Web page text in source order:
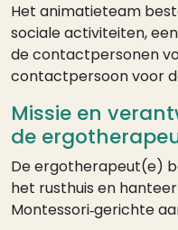
Het animatieteam
sociale activiteiten,
de contactpersonen
contactpersoon voor
Missie en
de
De ergotherapeut(e)
het rusthuis en
Montessori‑gerichte